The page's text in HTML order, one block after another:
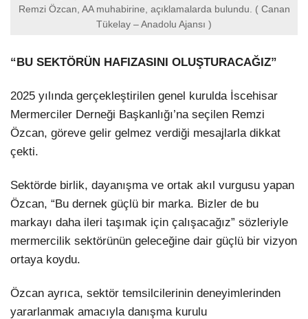
Remzi Özcan, AA muhabirine, açıklamalarda bulundu. ( Canan
Tükelay – Anadolu Ajansı )
“BU SEKTÖRÜN HAFIZASINI OLUŞTURACAĞIZ”
2025 yılında gerçekleştirilen genel kurulda İscehisar
Mermerciler Derneği Başkanlığı’na seçilen Remzi
Özcan, göreve gelir gelmez verdiği mesajlarla dikkat
çekti.
Sektörde birlik, dayanışma ve ortak akıl vurgusu yapan
Özcan, “Bu dernek güçlü bir marka. Bizler de bu
markayı daha ileri taşımak için çalışacağız” sözleriyle
mermercilik sektörünün geleceğine dair güçlü bir vizyon
ortaya koydu.
Özcan ayrıca, sektör temsilcilerinin deneyimlerinden
yararlanmak amacıyla danışma kurulu